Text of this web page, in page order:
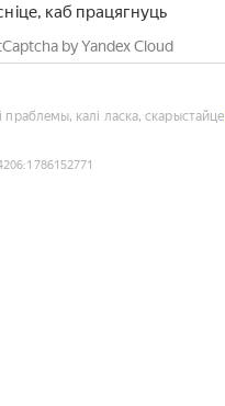
каб працягнуць
by Yandex Cloud
праблемы, калі ласка, скарыстайце
:1786152771